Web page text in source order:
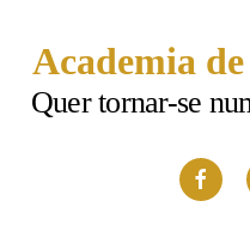
Academia
Quer tornar-se